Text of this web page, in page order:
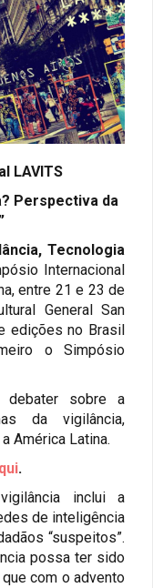
LAVITS
Perspectiva da
Tecnologia
Internacional
entre 21 e 23 de
General San
edições no Brasil
o Simpósio
debater sobre a
da vigilância,
América Latina.
.
inclui a
de inteligência
“suspeitos”.
possa ter sido
com o advento